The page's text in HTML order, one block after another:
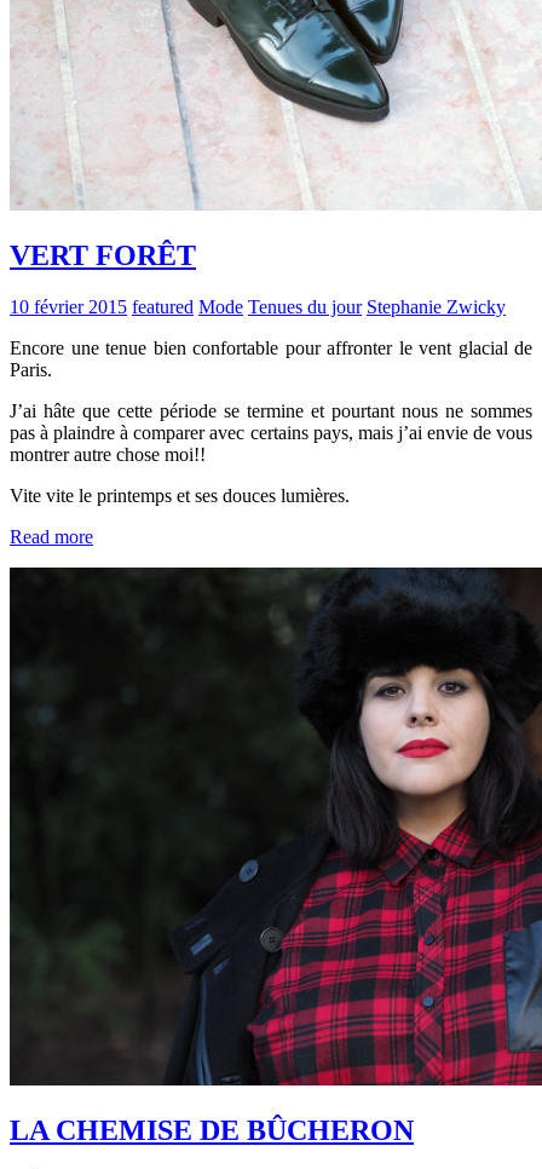
VERT FORÊT
10 février 2015 featured Mode Tenues du jour Stephanie Zwicky
Encore une tenue bien confortable pour affronter le vent glacial de
Paris.
J’ai hâte que cette période se termine et pourtant nous ne sommes
pas à plaindre à comparer avec certains pays, mais j’ai envie de vous
montrer autre chose moi!!
Vite vite le printemps et ses douces lumières.
Read more
LA CHEMISE DE BÛCHERON